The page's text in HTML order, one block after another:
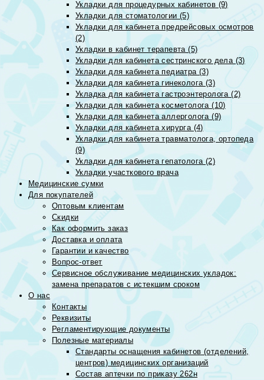
Укладки для процедурных кабинетов (9)
Укладки для стоматологии (5)
Укладки для кабинета предрейсовых осмотров
(2)
Укладки в кабинет терапевта (5)
Укладки для кабинета сестринского дела (3)
Укладки для кабинета педиатра (3)
Укладки для кабинета гинеколога (3)
Укладка для кабинета гастроэнтеролога (2)
Укладки для кабинета косметолога (10)
Укладки для кабинета аллерголога (9)
Укладки для кабинета хирурга (4)
Укладки для кабинета травматолога, ортопеда
(9)
Укладки для кабинета гепатолога (2)
Укладки участкового врача
Медицинские сумки
Для покупателей
Оптовым клиентам
Скидки
Как оформить заказ
Доставка и оплата
Гарантии и качество
Вопрос-ответ
Сервисное обслуживание медицинских укладок:
замена препаратов с истекшим сроком
О нас
Контакты
Реквизиты
Регламентирующие документы
Полезные материалы
Стандарты оснащения кабинетов (отделений,
центров) медицинских организаций
Состав аптечки по приказу 262н